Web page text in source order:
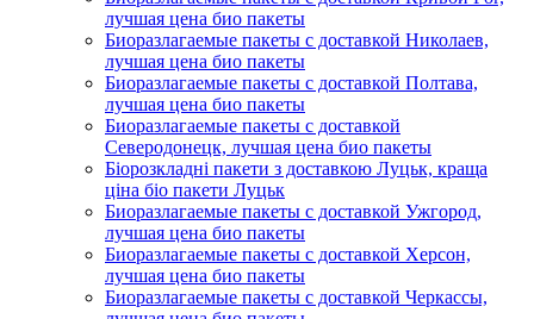
лучшая цена био пакеты
Биоразлагаемые пакеты с доставкой Николаев,
лучшая цена био пакеты
Биоразлагаемые пакеты с доставкой Полтава,
лучшая цена био пакеты
Биоразлагаемые пакеты с доставкой
Северодонецк, лучшая цена био пакеты
Біорозкладні пакети з доставкою Луцьк, краща
ціна біо пакети Луцьк
Биоразлагаемые пакеты с доставкой Ужгород,
лучшая цена био пакеты
Биоразлагаемые пакеты с доставкой Херсон,
лучшая цена био пакеты
Биоразлагаемые пакеты с доставкой Черкассы,